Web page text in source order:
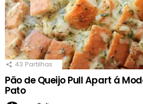
43 Partilhas
Pão de Queijo Pull Apart á
Pato